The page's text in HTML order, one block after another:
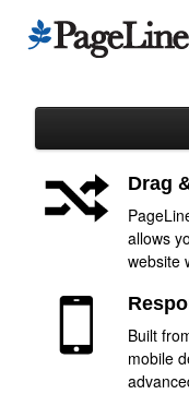
Paysages
Oiseaux de
Drag
allows
website
Built
mobile